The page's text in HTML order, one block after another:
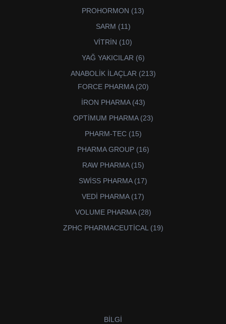
PROHORMON 1313
SARM 1111
VİTRİN 1010
YAĞ YAKICILAR 66
ANABOLİK İLAÇLAR 213213
FORCE PHARMA 2020
İRON PHARMA 4343
OPTİMUM PHARMA 2323
PHARM-TEC 1515
PHARMA GROUP 1616
RAW PHARMA 1515
SWİSS PHARMA 1717
VEDİ PHARMA 1717
VOLUME PHARMA 2828
ZPHC PHARMACEUTİCAL 1919
BİLGİ